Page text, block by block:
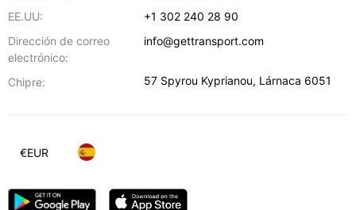
EE.UU:
+1 302 240 28 90
Dirección de correo
electrónico:
info@gettransport.com
Chipre: 57 Spyrou Kyprianou, Lárnaca 6051
€EUR